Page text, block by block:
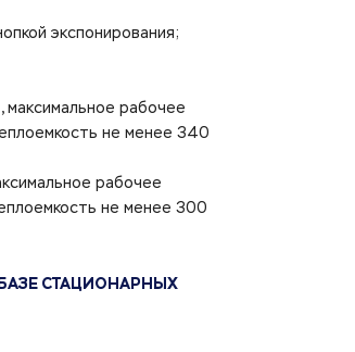
экспонирования;
максимальное рабочее
не менее 340
рабочее
не менее 300
СТАЦИОНАРНЫХ